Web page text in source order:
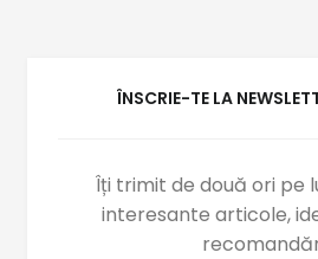
ÎNSCRIE-TE LA
Îți trimit de două ori pe
interesante articole,